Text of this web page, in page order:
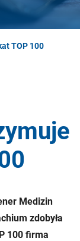
TOP 100
Medizin
zdobyła
100 firma